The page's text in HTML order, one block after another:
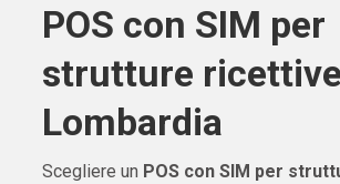
POS con SIM per
strutture
Lombardia
Scegliere un POS con SIM per